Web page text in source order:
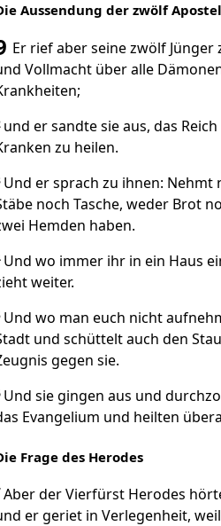
Aussendung der zwölf Apostel
Er rief aber seine zwölf
Vollmacht über alle
und er sandte sie aus, das
zu heilen.
Und er sprach zu ihnen: Nehmt
noch Tasche, weder Brot
Hemden haben.
Und wo immer ihr in ein Haus
weiter.
Und wo man euch nicht
und schüttelt auch den
gegen sie.
Und sie gingen aus und
Evangelium und heilten
Frage des Herodes
Aber der Vierfürst Herodes
er geriet in Verlegenheit,